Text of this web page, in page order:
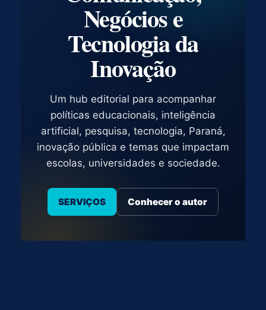
Negócios e
Tecnologia da
Inovação
Um hub editorial para acompanhar
políticas educacionais, inteligência
artificial, pesquisa, tecnologia, Paraná,
inovação pública e temas que impactam
escolas, universidades e sociedade.
SERVIÇOS Conhecer o autor